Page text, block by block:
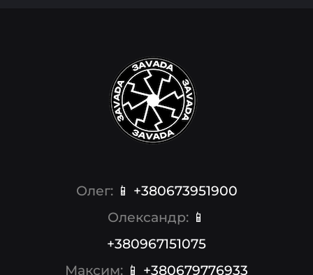
Олег: 📱 +380673951900
Олександр: 📱
+380967151075
Максим: 📱 +380679776933